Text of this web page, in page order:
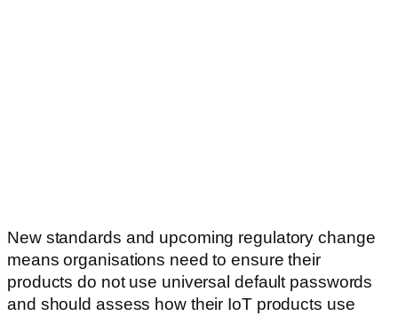
New standards and upcoming regulatory change
means organisations need to ensure their
products do not use universal default passwords
and should assess how their IoT products use